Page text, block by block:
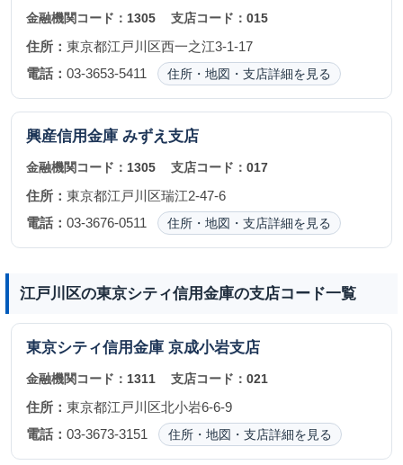
金融機関コード： 1305 支店コード：015
住所： 東京都江戸川区西一之江3-1-17
電話： 03-3653-5411 住所・地図・支店詳細を見る
興産信用金庫 みずえ支店
金融機関コード： 1305 支店コード：017
住所： 東京都江戸川区瑞江2-47-6
電話： 03-3676-0511 住所・地図・支店詳細を見る
江戸川区の東京シティ信用金庫の支店コード一覧
東京シティ信用金庫 京成小岩支店
金融機関コード： 1311 支店コード：021
住所： 東京都江戸川区北小岩6-6-9
電話： 03-3673-3151 住所・地図・支店詳細を見る